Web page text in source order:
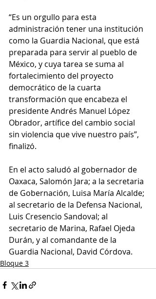
“Es un orgullo para esta
administración tener una institución
como la Guardia Nacional, que está
preparada para servir al pueblo de
México, y cuya tarea se suma al
fortalecimiento del proyecto
democrático de la cuarta
transformación que encabeza el
presidente Andrés Manuel López
Obrador, artífice del cambio social
sin violencia que vive nuestro país”,
finalizó.
En el acto saludó al gobernador de
Oaxaca, Salomón Jara; a la secretaria
de Gobernación, Luisa María Alcalde;
al secretario de la Defensa Nacional,
Luis Cresencio Sandoval; al
secretario de Marina, Rafael Ojeda
Durán, y al comandante de la
Guardia Nacional, David Córdova.
Bloque 3